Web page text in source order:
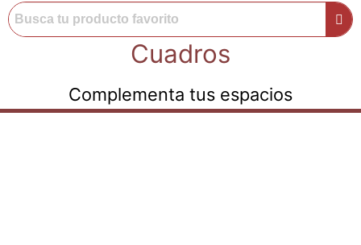
Cuadros
Complementa tus espacios